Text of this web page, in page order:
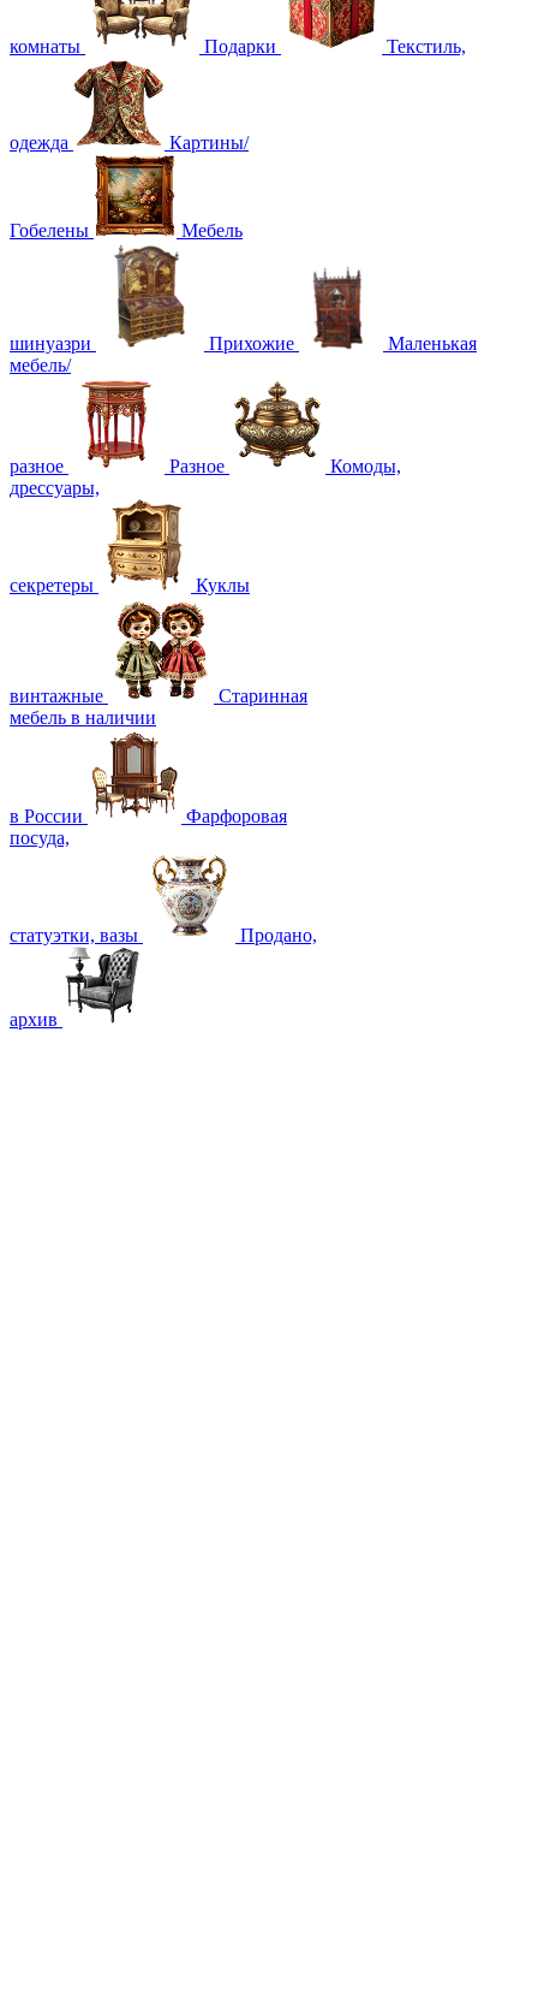
комнаты Подарки Текстиль,
одежда Картины/
Гобелены Мебель
шинуазри Прихожие
Маленькая
мебель/
разное Разное
Комоды,
дрессуары,
секретеры Куклы
винтажные
Старинная
мебель в наличии
в России
Фарфоровая
посуда,
статуэтки, вазы Продано,
архив